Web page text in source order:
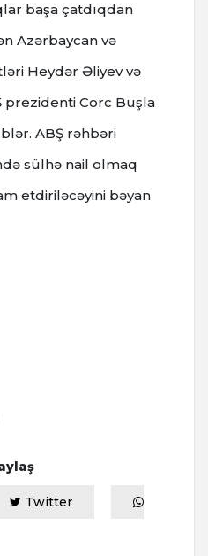
başa çatdıqdan
Azərbaycan və
Heydər Əliyev və
prezidenti Corc Buşla
ABŞ rəhbəri
sülhə nail olmaq
etdiriləcəyini bəyan
Twitter